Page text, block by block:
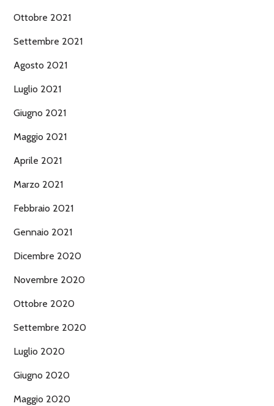
Ottobre 2021
Settembre 2021
Agosto 2021
Luglio 2021
Giugno 2021
Maggio 2021
Aprile 2021
Marzo 2021
Febbraio 2021
Gennaio 2021
Dicembre 2020
Novembre 2020
Ottobre 2020
Settembre 2020
Luglio 2020
Giugno 2020
Maggio 2020